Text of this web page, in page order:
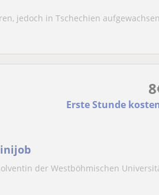
jedoch in Tschechien
8
Erste Stunde
der Westböhmischen